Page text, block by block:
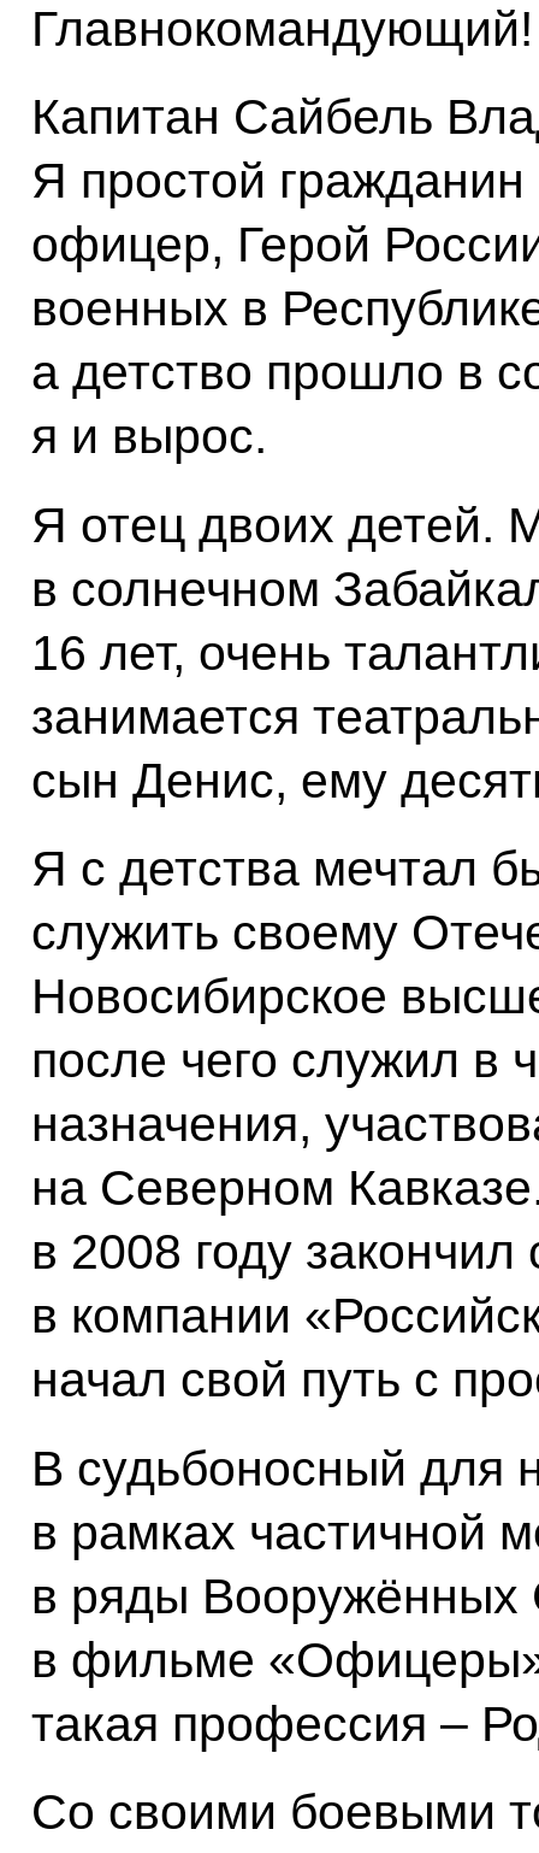
Главнокомандующий!
Капитан Сайбель
Я простой
офицер, Герой
военных в
а детство прошло в
я и вырос.
Я отец двоих детей.
в солнечном
16 лет, очень
занимается
сын Денис, ему
Я с детства мечтал
служить своему
Новосибирское
после чего служил в
назначения,
на Северном
в 2008 году
в компании
начал свой путь с
В судьбоносный для
в рамках частичной
в ряды Вооружённых
в фильме
такая профессия –
Со своими боевыми